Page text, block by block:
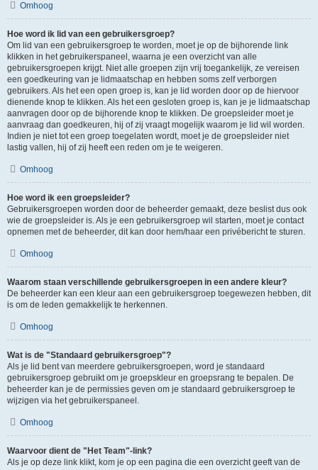
Omhoog
Hoe word ik lid van een gebruikersgroep?
Om lid van een gebruikersgroep te worden, moet je op de bijhorende link
klikken in het gebruikerspaneel, waarna je een overzicht van alle
gebruikersgroepen krijgt. Niet alle groepen zijn vrij toegankelijk, ze vereisen
een goedkeuring van je lidmaatschap en hebben soms zelf verborgen
gebruikers. Als het een open groep is, kan je lid worden door op de hiervoor
dienende knop te klikken. Als het een gesloten groep is, kan je je lidmaatschap
aanvragen door op de bijhorende knop te klikken. De groepsleider moet je
aanvraag dan goedkeuren, hij of zij vraagt mogelijk waarom je lid wil worden.
Indien je niet tot een groep toegelaten wordt, moet je de groepsleider niet
lastig vallen, hij of zij heeft een reden om je te weigeren.
Omhoog
Hoe word ik een groepsleider?
Gebruikersgroepen worden door de beheerder gemaakt, deze beslist dus ook
wie de groepsleider is. Als je een gebruikersgroep wil starten, moet je contact
opnemen met de beheerder, dit kan door hem/haar een privébericht te sturen.
Omhoog
Waarom staan verschillende gebruikersgroepen in een andere kleur?
De beheerder kan een kleur aan een gebruikersgroep toegewezen hebben, dit
is om de leden gemakkelijk te herkennen.
Omhoog
Wat is de "Standaard gebruikersgroep"?
Als je lid bent van meerdere gebruikersgroepen, word je standaard
gebruikersgroep gebruikt om je groepskleur en groepsrang te bepalen. De
beheerder kan je de permissies geven om je standaard gebruikersgroep te
wijzigen via het gebruikerspaneel.
Omhoog
Waarvoor dient de "Het Team"-link?
Als je op deze link klikt, kom je op een pagina die een overzicht geeft van de